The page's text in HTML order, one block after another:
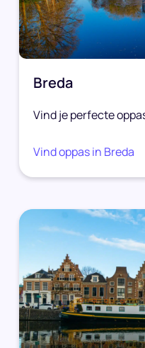
Breda
Vind je perfecte
Vind oppas in Breda